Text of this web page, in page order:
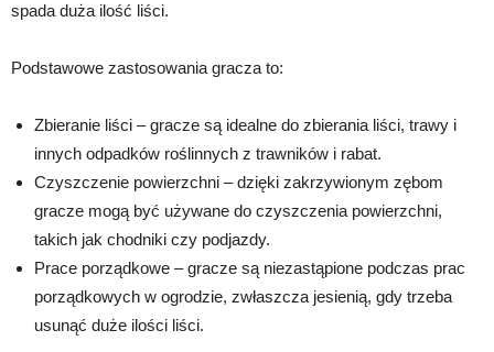
spada duża ilość liści.
Podstawowe zastosowania gracza to:
Zbieranie liści – gracze są idealne do zbierania liści, trawy i
innych odpadków roślinnych z trawników i rabat.
Czyszczenie powierzchni – dzięki zakrzywionym zębom
gracze mogą być używane do czyszczenia powierzchni,
takich jak chodniki czy podjazdy.
Prace porządkowe – gracze są niezastąpione podczas prac
porządkowych w ogrodzie, zwłaszcza jesienią, gdy trzeba
usunąć duże ilości liści.